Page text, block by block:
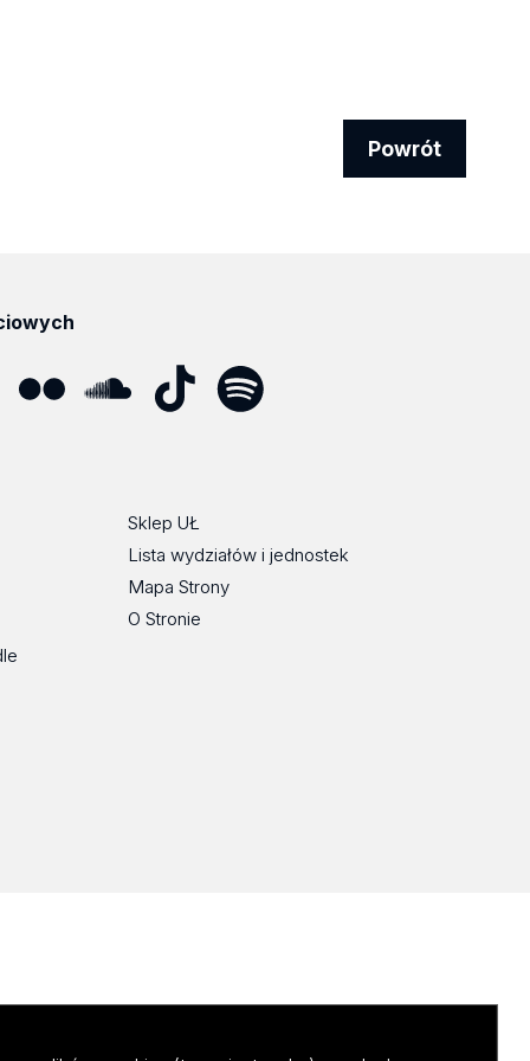
Powrót
Sklep UŁ
Lista wydziałów i jednostek
Mapa Strony
O Stronie